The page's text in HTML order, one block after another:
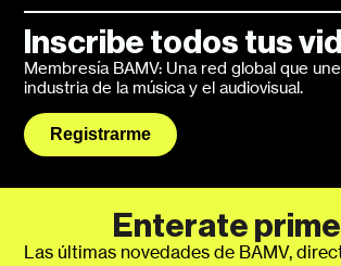
Inscribe todos tus
Membresía BAMV: Una red global que
industria de la música y el audiovisual.
Registrarme
Enterate
Las últimas novedades de BAMV,